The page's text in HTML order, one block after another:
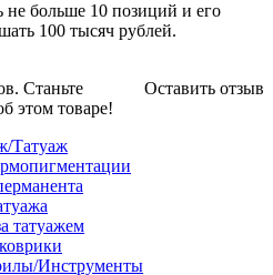
не больше 10 позиций и его
100 тысяч рублей.
Оставить отзыв
Станьте
этом товаре!
Татуаж
татуажем
Инструменты